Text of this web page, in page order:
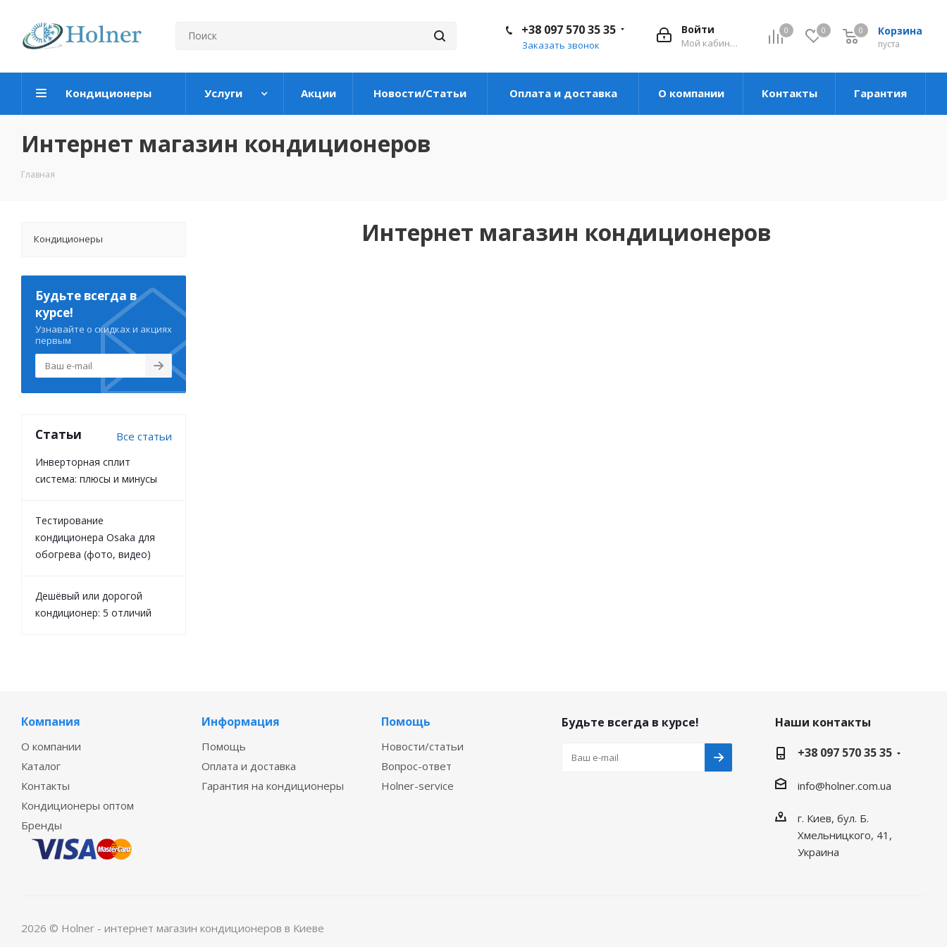
0 0 Корзина
пуста
0
Войти
Мой кабинет
+38 097 570 35 35
Заказать звонок
Кондиционеры Услуги Акции Новости/Статьи Оплата и доставка О компании Контакты Гарантия
Интернет магазин кондиционеров
Главная
Интернет магазин кондиционеров
Кондиционеры
Будьте всегда в
курсе!
Узнавайте о скидках и акциях
первым
Статьи Все статьи
Инверторная сплит
система: плюсы и минусы
Тестирование
кондиционера Osaka для
обогрева (фото, видео)
Дешёвый или дорогой
кондиционер: 5 отличий
Компания
О компании
Каталог
Контакты
Кондиционеры оптом
Бренды
Информация
Помощь
Оплата и доставка
Гарантия на кондиционеры
Помощь
Новости/статьи
Вопрос-ответ
Holner-service
Будьте всегда в курсе!
Наши контакты
+38 097 570 35 35
info@holner.com.ua
г. Киев, бул. Б.
Хмельницкого, 41,
Украина
2026 © Holner - интернет магазин кондиционеров в Киеве